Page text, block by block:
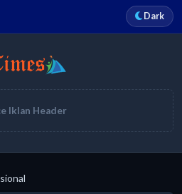
Dark
Iklan Header